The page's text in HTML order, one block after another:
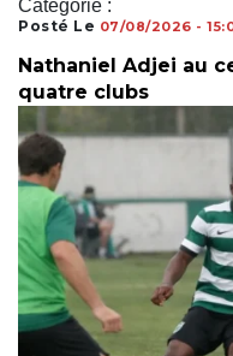
Catégorie :
Posté Le 07/08/2026 -
Nathaniel Adjei au
quatre clubs